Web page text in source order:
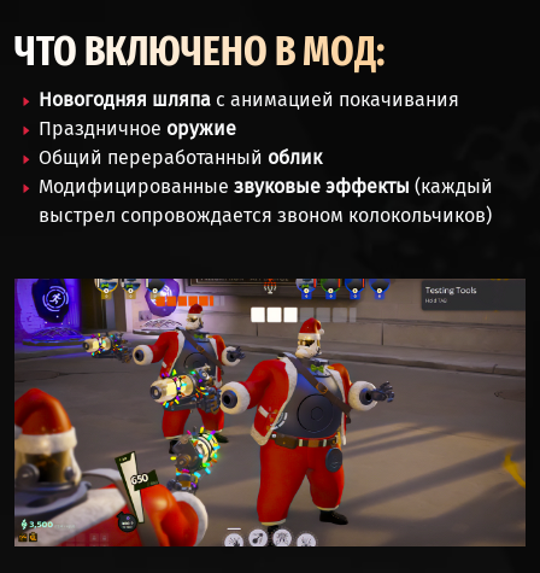
ЧТО ВКЛЮЧЕНО В МОД:
Новогодняя шляпа с анимацией покачивания
Праздничное оружие
Общий переработанный облик
Модифицированные звуковые эффекты (каждый
выстрел сопровождается звоном колокольчиков)